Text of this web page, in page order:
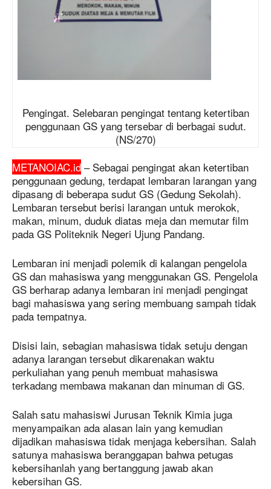
Pengingat. Selebaran pengingat tentang ketertiban
penggunaan GS yang tersebar di berbagai sudut.
(NS/270)
METANOIAC.id – Sebagai pengingat akan ketertiban
penggunaan gedung, terdapat lembaran larangan yang
dipasang di beberapa sudut GS (Gedung Sekolah).
Lembaran tersebut berisi larangan untuk merokok,
makan, minum, duduk diatas meja dan memutar film
pada GS Politeknik Negeri Ujung Pandang.
Lembaran ini menjadi polemik di kalangan pengelola
GS dan mahasiswa yang menggunakan GS. Pengelola
GS berharap adanya lembaran ini menjadi pengingat
bagi mahasiswa yang sering membuang sampah tidak
pada tempatnya.
Disisi lain, sebagian mahasiswa tidak setuju dengan
adanya larangan tersebut dikarenakan waktu
perkuliahan yang penuh membuat mahasiswa
terkadang membawa makanan dan minuman di GS.
Salah satu mahasiswi Jurusan Teknik Kimia juga
menyampaikan ada alasan lain yang kemudian
dijadikan mahasiswa tidak menjaga kebersihan. Salah
satunya mahasiswa beranggapan bahwa petugas
kebersihanlah yang bertanggung jawab akan
kebersihan GS.